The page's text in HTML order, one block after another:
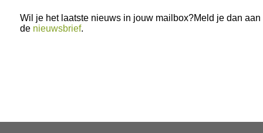
Wil je het laatste nieuws in jouw mailbox?Meld je dan aan
de nieuwsbrief.